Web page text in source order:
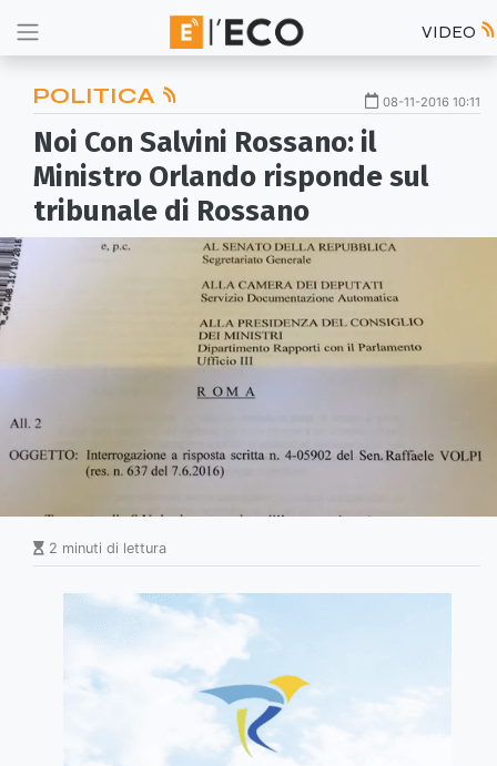
VIDEO
POLITICA 08-11-2016 10:11
Noi Con Salvini Rossano: il
Ministro Orlando risponde sul
tribunale di Rossano
2 minuti di lettura